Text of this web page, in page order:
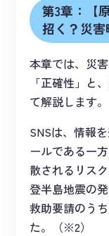
第3章：【
招く？災
本章では、災
「正確性」と
て解説します。
SNSは、情報
ールである一
散されるリス
登半島地震の
救助要請のう
た。（※2）